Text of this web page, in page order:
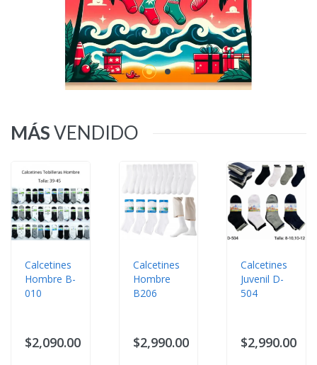
COMPRAR AHORA
MÁSVENDIDO
Calcetines
Hombre B-
010
$2,090.00
Calcetines
Hombre
B206
$2,990.00
Calcetines
Juvenil D-
504
$2,990.00